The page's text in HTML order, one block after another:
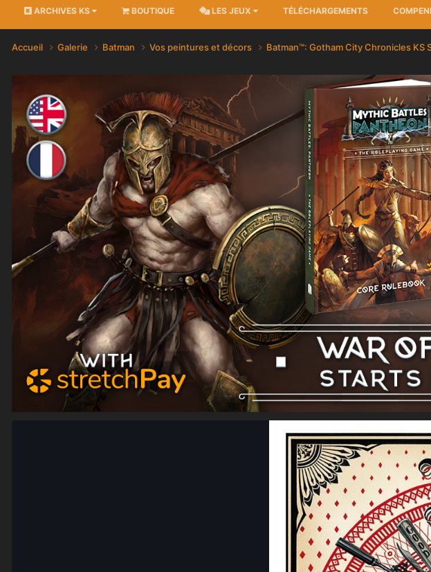
ARCHIVES KS BOUTIQUE LES JEUX TÉLÉCHARGEMENTS
Accueil Galerie Batman Vos peintures et décors Batman™: Gotham City Chronicles KS